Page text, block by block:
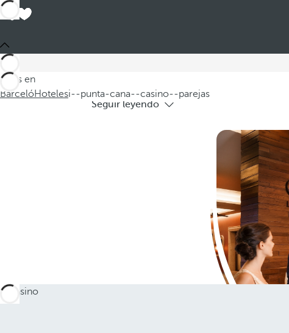
Estás en
BarcelóHotelesi--punta-cana--casino--parejas
Hoteles en
Seguir leyendo